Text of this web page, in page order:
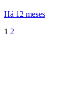
Há 12 meses
1 2